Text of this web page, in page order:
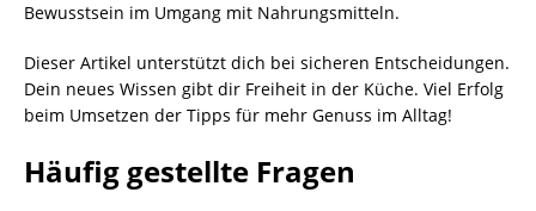
Bewusstsein im Umgang mit Nahrungsmitteln.
Dieser Artikel unterstützt dich bei sicheren Entscheidungen.
Dein neues Wissen gibt dir Freiheit in der Küche. Viel Erfolg
beim Umsetzen der Tipps für mehr Genuss im Alltag!
Häufig gestellte Fragen